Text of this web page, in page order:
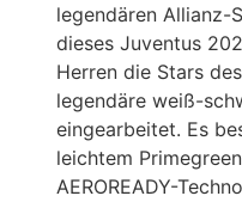
legendären Allianz-
dieses Juventus
Herren die Stars
legendäre weiß-
eingearbeitet. Es
leichtem
AEROREADY-